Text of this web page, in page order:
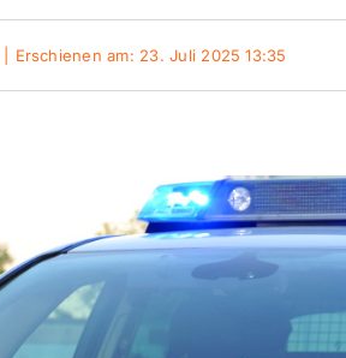
Erschienen am: 23. Juli 2025 13:35